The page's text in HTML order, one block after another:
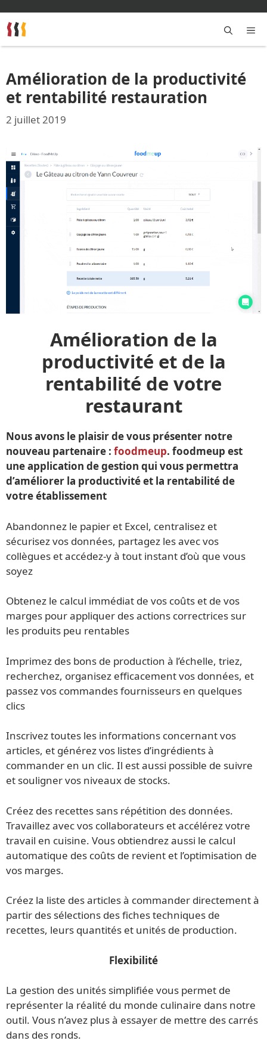
au
contenu
Amélioration de la productivité
et rentabilité restauration
2 juillet 2019
Amélioration de la
productivité et de la
rentabilité de votre
restaurant
Nous avons le plaisir de vous présenter notre
nouveau partenaire : foodmeup. foodmeup est
une application de gestion qui vous permettra
d’améliorer la productivité et la rentabilité de
votre établissement
Abandonnez le papier et Excel, centralisez et
sécurisez vos données, partagez les avec vos
collègues et accédez-y à tout instant d’où que vous
soyez
Obtenez le calcul immédiat de vos coûts et de vos
marges pour appliquer des actions correctrices sur
les produits peu rentables
Imprimez des bons de production à l’échelle, triez,
recherchez, organisez efficacement vos données, et
passez vos commandes fournisseurs en quelques
clics
Inscrivez toutes les informations concernant vos
articles, et générez vos listes d’ingrédients à
commander en un clic. Il est aussi possible de suivre
et souligner vos niveaux de stocks.
Créez des recettes sans répétition des données.
Travaillez avec vos collaborateurs et accélérez votre
travail en cuisine. Vous obtiendrez aussi le calcul
automatique des coûts de revient et l’optimisation de
vos marges.
Créez la liste des articles à commander directement à
partir des sélections des fiches techniques de
recettes, leurs quantités et unités de production.
Flexibilité
La gestion des unités simplifiée vous permet de
représenter la réalité du monde culinaire dans notre
outil. Vous n’avez plus à essayer de mettre des carrés
dans des ronds.